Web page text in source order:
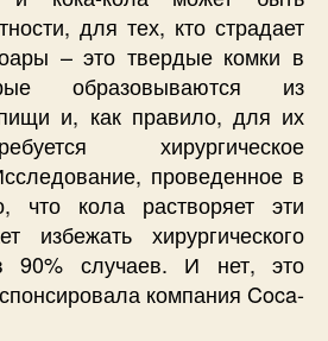
для тех, кто страдает
– это твердые комки в
образовываются из
и, как правило, для их
хирургическое
проведенное в
что кола растворяет эти
избежать хирургического
90% случаев. И нет, это
компания Coca-